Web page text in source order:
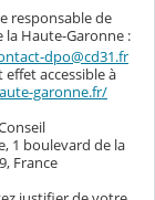
responsable de
Haute-Garonne :
dpo@cd31.fr
accessible à
garonne.fr/
1 boulevard de la
France